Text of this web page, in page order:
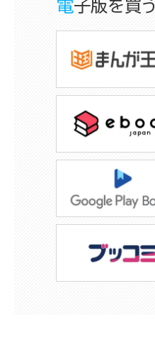
電子版を買う